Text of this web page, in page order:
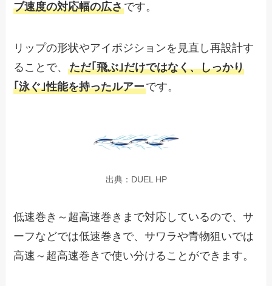
ブ速度の対応幅の広さです。
リップの形状やアイポジションを見直し再設計す
ることで、ただ｢飛ぶ｣だけではなく、しっかり
｢泳ぐ｣性能を持ったルアーです。
出典：DUEL HP
低速巻き～超高速巻きまで対応しているので、サ
ーフなどでは低速巻きで、サワラや青物狙いでは
高速～超高速巻きで使い分けることができます。